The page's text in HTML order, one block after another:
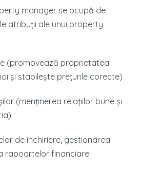
manager se ocupă de
atribuții ale unui property
(promovează proprietatea
și stabilește prețurile corecte)
(menținerea relațiilor bune și
de închiriere, gestionarea
rapoartelor financiare